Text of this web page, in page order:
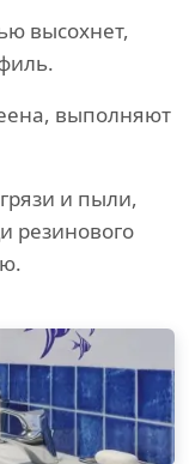
высохнет,
выполняют
и пыли,
резинового